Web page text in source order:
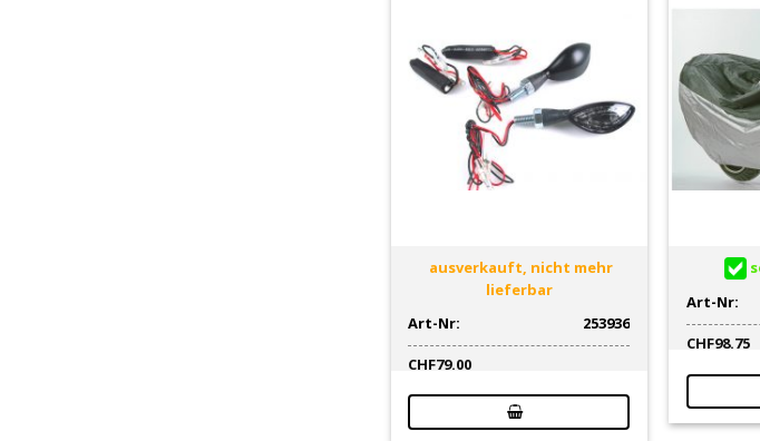
ausverkauft, nicht mehr
lieferbar
Art-Nr:
253936
CHF79.00
Art-Nr:
CHF98.75